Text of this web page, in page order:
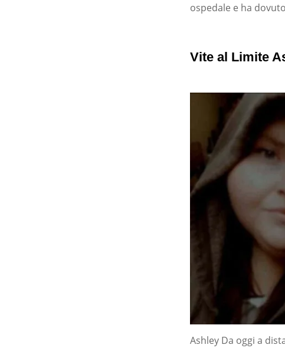
ospedale e ha
Vite al Limite
Ashley Da oggi a